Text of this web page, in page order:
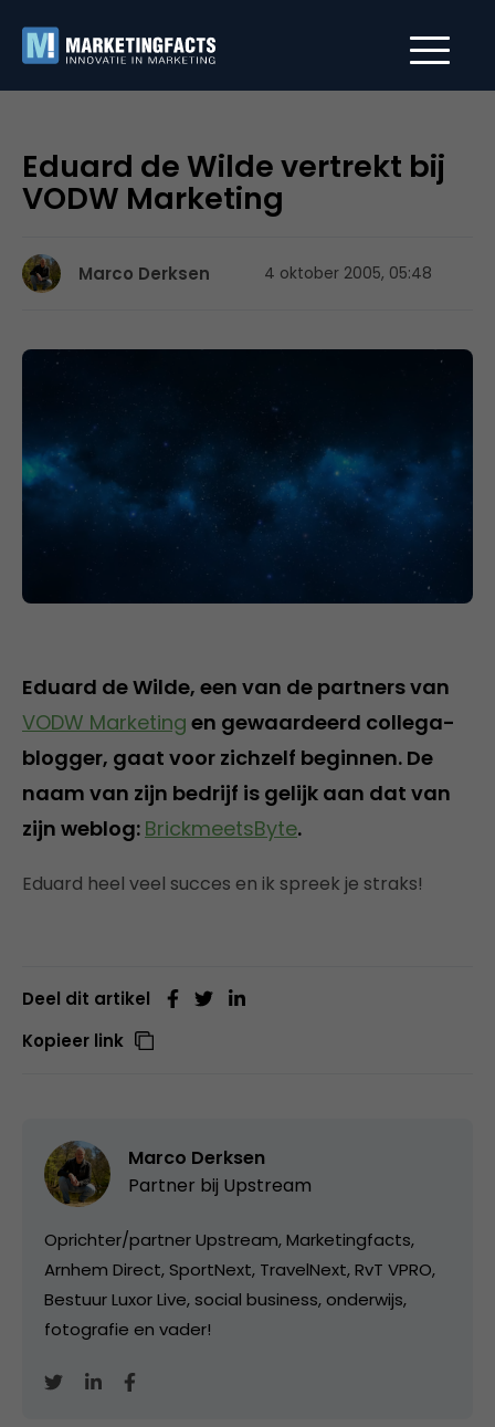
Eduard de Wilde vertrekt bij
VODW Marketing
Marco Derksen 4 oktober 2005, 05:48
Eduard de Wilde, een van de partners van
VODW Marketing en gewaardeerd collega-
blogger, gaat voor zichzelf beginnen. De
naam van zijn bedrijf is gelijk aan dat van
zijn weblog: BrickmeetsByte.
Eduard heel veel succes en ik spreek je straks!
Deel dit artikel
Kopieer link
Marco Derksen
Partner bij Upstream
Oprichter/partner Upstream, Marketingfacts,
Arnhem Direct, SportNext, TravelNext, RvT VPRO,
Bestuur Luxor Live, social business, onderwijs,
fotografie en vader!